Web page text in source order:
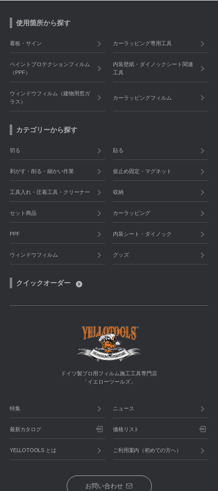
使用箇所から探す
看板・サイン カーラッピング専用工具
ペイントプロテクションフィルム
（PPF）
内装壁紙・ダイノックシート関連
工具
ウィンドウフィルム（建物用窓ガ
ラス）
カーラッピングフィルム
カテゴリーから探す
切る 貼る
剥がす・削る・細かい作業 仮止め固定・マグネット
工具入れ・圧着工具・クリーナー 収納
セット商品 カーラッピング
PPF 内装シート・ダイノック
ウィンドウフィルム グッズ
クイックオーダー
ドイツ製プロ用フィルム施工工具専門店
「イエローツールズ」
特集 ニュース
最新カタログ 価格リスト
YELLOTOOLS とは ご利用案内（初めての方へ）
お問い合わせ